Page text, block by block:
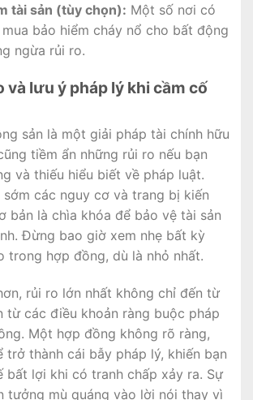
tài sản (tùy chọn): Một số nơi có
bảo hiểm cháy nổ cho bất động
ngừa rủi ro.
và lưu ý pháp lý khi cầm cố
sản là một giải pháp tài chính hữu
tiềm ẩn những rủi ro nếu bạn
và thiếu hiểu biết về pháp luật.
sớm các nguy cơ và trang bị kiến
bản là chìa khóa để bảo vệ tài sản
Đừng bao giờ xem nhẹ bất kỳ
trong hợp đồng, dù là nhỏ nhất.
rủi ro lớn nhất không chỉ đến từ
từ các điều khoản ràng buộc pháp
Một hợp đồng không rõ ràng,
trở thành cái bẫy pháp lý, khiến bạn
bất lợi khi có tranh chấp xảy ra. Sự
tưởng mù quáng vào lời nói thay vì